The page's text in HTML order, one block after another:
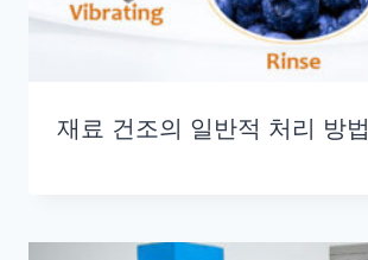
재료 건조의 일반적 처리 방법